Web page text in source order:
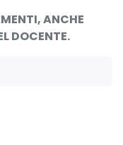
ANCHE
DOCENTE.